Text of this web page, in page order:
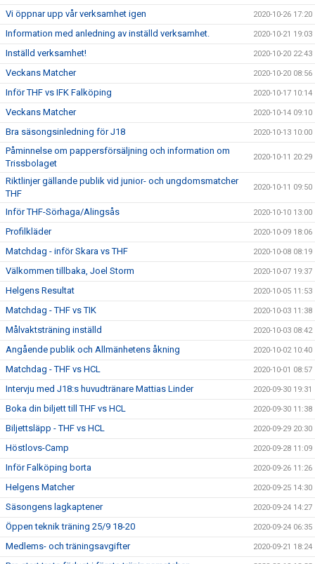
Vi öppnar upp vår verksamhet igen 2020-10-26 17:20
Information med anledning av inställd verksamhet. 2020-10-21 19:03
Inställd verksamhet! 2020-10-20 22:43
Veckans Matcher 2020-10-20 08:56
Inför THF vs IFK Falköping 2020-10-17 10:14
Veckans Matcher 2020-10-14 09:10
Bra säsongsinledning för J18 2020-10-13 10:00
Påminnelse om pappersförsäljning och information om
Trissbolaget
2020-10-11 20:29
Riktlinjer gällande publik vid junior- och ungdomsmatcher
THF
2020-10-11 09:50
Inför THF-Sörhaga/Alingsås 2020-10-10 13:00
Profilkläder 2020-10-09 18:06
Matchdag - inför Skara vs THF 2020-10-08 08:19
Välkommen tillbaka, Joel Storm 2020-10-07 19:37
Helgens Resultat 2020-10-05 11:53
Matchdag - THF vs TIK 2020-10-03 11:38
Målvaktsträning inställd 2020-10-03 08:42
Angående publik och Allmänhetens åkning 2020-10-02 10:40
Matchdag - THF vs HCL 2020-10-01 08:57
Intervju med J18:s huvudtränare Mattias Linder 2020-09-30 19:31
Boka din biljett till THF vs HCL 2020-09-30 11:38
Biljettsläpp - THF vs HCL 2020-09-29 20:30
Höstlovs-Camp 2020-09-28 11:09
Inför Falköping borta 2020-09-26 11:26
Helgens Matcher 2020-09-25 14:30
Säsongens lagkaptener 2020-09-24 14:27
Öppen teknik träning 25/9 18-20 2020-09-24 06:35
Medlems- och träningsavgifter 2020-09-21 18:24